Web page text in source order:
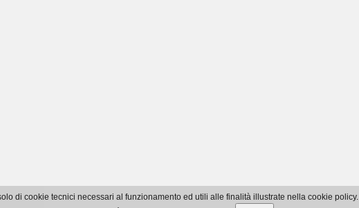
di cookie tecnici necessari al funzionamento ed utili alle finalità illustrate nella cookie policy.